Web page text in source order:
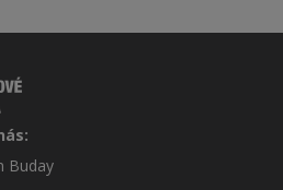
Buday